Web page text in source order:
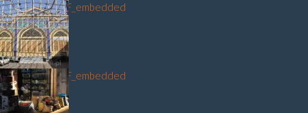
DSC_3282_NEF_embedded
DSC_3320_NEF_embedded